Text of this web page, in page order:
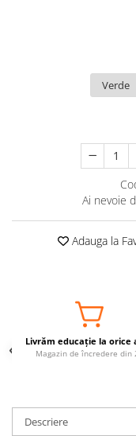
Ai nevoie
Adauga la
Livrăm educație la orice
Magazin de încredere din
Descriere